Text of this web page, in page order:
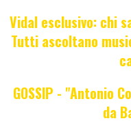
Vidal esclusivo: chi
Tutti ascoltano
GOSSIP - "Antonio
da